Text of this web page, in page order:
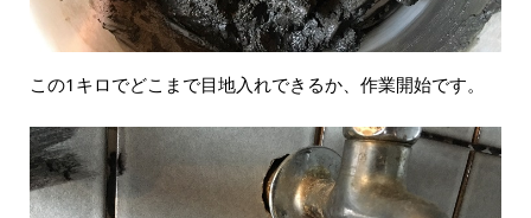
この1キロでどこまで目地入れできるか、作業開始です。